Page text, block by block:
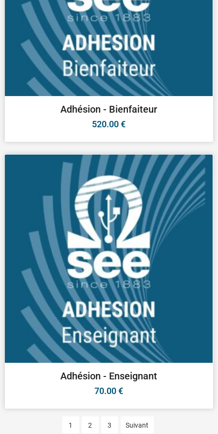
Adhésion - Bienfaiteur
520.00€
Adhésion - Enseignant
70.00€
1 2 3 Suivant